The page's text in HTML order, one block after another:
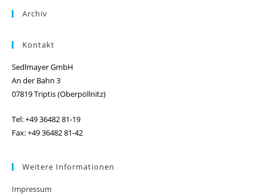
Archiv
Kontakt
Sedlmayer GmbH
An der Bahn 3
07819 Triptis (Oberpöllnitz)
Tel: +49 36482 81-19
Fax: +49 36482 81-42
Weitere Informationen
Impressum